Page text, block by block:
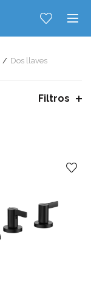
Dos llaves
Filtros